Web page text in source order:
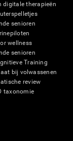
digitale therapieën
senioren
wellness
senioren
Training
bij volwassenen
review
taxonomie